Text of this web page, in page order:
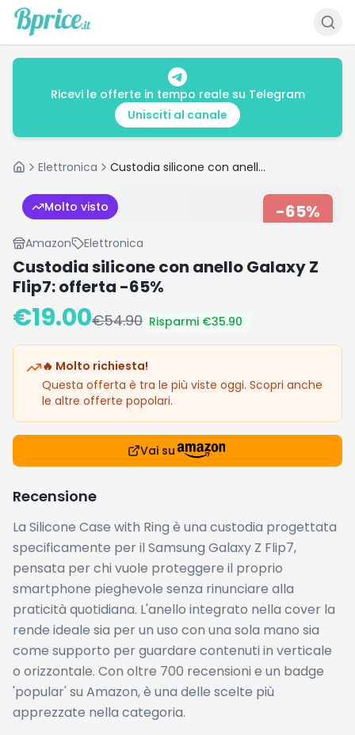
Ricevi le offerte in tempo reale su Telegram
Unisciti al canale
HomeElettronica Custodia silicone con anello Galaxy Z Flip7: offerta -65%
Molto visto -65%
Amazon Elettronica
Custodia silicone con anello Galaxy Z
Flip7: offerta -65%
€19.00€54.90 Risparmi €35.90
🔥 Molto richiesta!
Questa offerta è tra le più viste oggi. Scopri anche
le altre offerte popolari.
Vai su
Recensione
La Silicone Case with Ring è una custodia progettata
specificamente per il Samsung Galaxy Z Flip7,
pensata per chi vuole proteggere il proprio
smartphone pieghevole senza rinunciare alla
praticità quotidiana. L'anello integrato nella cover la
rende ideale sia per un uso con una sola mano sia
come supporto per guardare contenuti in verticale
o orizzontale. Con oltre 700 recensioni e un badge
'popular' su Amazon, è una delle scelte più
apprezzate nella categoria.